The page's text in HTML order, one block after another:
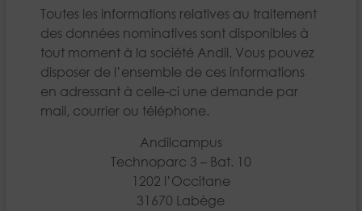
Toutes les informations relatives au traitement
des données nominatives sont disponibles à
tout moment à la société Andil. Vous pouvez
disposer de l’ensemble de ces informations
en adressant à celle-ci une demande par
mail, courrier ou téléphone.
Andilcampus
Technoparc 3 – Bat. 10
1202 l’Occitane
31670 Labège